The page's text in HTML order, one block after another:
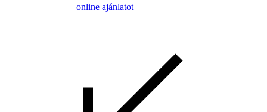
online ajánlatot